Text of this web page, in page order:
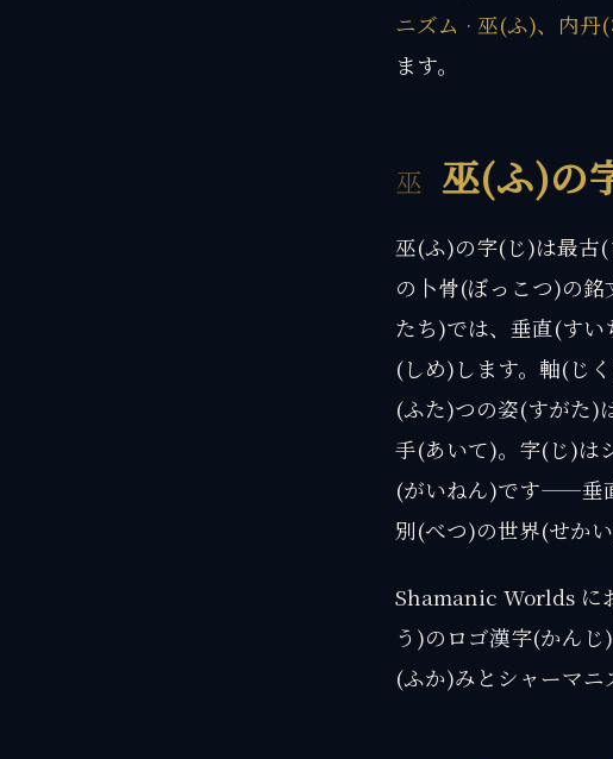
ニズム · 巫(ふ)、内丹
ます。
巫(ふ)の
巫(ふ)の字(じ)は最古
の卜骨(ぼっこつ)の
たち)では、垂直(す
(しめ)します。軸(じ
(ふた)つの姿(すがた)
手(あいて)。字(じ)は
(がいねん)です——垂
別(べつ)の世界(せか
Shamanic Worlds に
う)のロゴ漢字(かん
(ふか)みとシャーマニ